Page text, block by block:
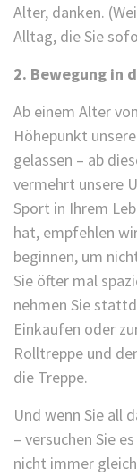
Alter, danken.
Alltag, die Sie
2. Bewegung in
Ab einem Alter
Höhepunkt
gelassen – ab
vermehrt unsere
Sport in Ihrem
hat, empfehlen
beginnen, um
Sie öfter mal
nehmen Sie
Einkaufen oder
Rolltreppe und
die Treppe.
Und wenn Sie all
– versuchen Sie
nicht immer